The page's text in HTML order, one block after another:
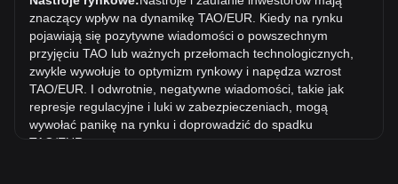
wymiany Bittensor (TAO) spadł o 4.68% w stosunku do Euro
(EUR).
znaczący wpływ na dynamikę TAO/EUR. Kiedy na rynku
pojawiają się pozytywne wiadomości o powszechnym
przyjęciu TAO lub ważnych przełomach technologicznych,
zwykle wywołuje to optymizm rynkowy i napędza wzrost
TAO/EUR. I odwrotnie, negatywne wiadomości, takie jak
represje regulacyjne i luki w zabezpieczeniach, mogą
wywołać panikę na rynku i doprowadzić do spadku
TAO/EUR.